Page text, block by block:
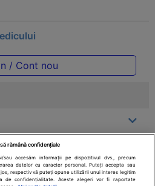
/ Cont nou
rămână confidențiale
sau accesăm informații pe dispozitivul dvs., precum
datelor cu caracter personal. Puteți accepta sau
respectiv vă puteți opune utilizării unui interes legitim
de confidențialitate. Aceste alegeri vor fi raportate